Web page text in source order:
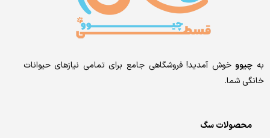
به چیوو خوش آمدید! فروشگاهی جامع برای تمامی نیازهای حیوانات
خانگی شما.
محصولات سگ